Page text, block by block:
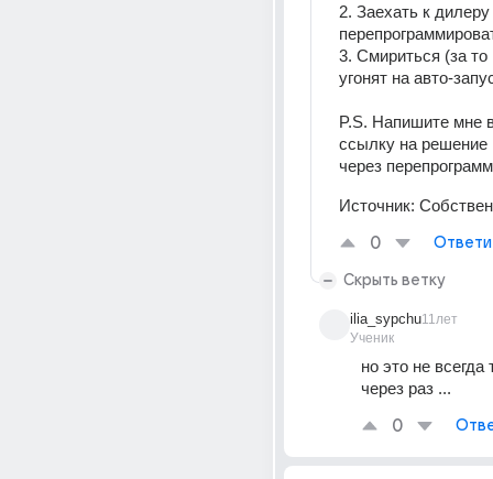
2. Заехать к дилеру
3. Смириться (за
угонят на авто-
P.S. Напишите мне
ссылку на
через
Источник:
0
Скрыть ветку
ilia_sypchu
Ученик
11лет
но это не всегда
через раз ...
0